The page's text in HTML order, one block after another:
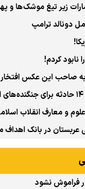
زیر تیغ موشک‌ها و
دونالد ترامپ
نابود کردم!
به صاحب این عکس
و معارف انقلاب
فکری رهبر شهید،
عربستان در بانک
فراموش نشود